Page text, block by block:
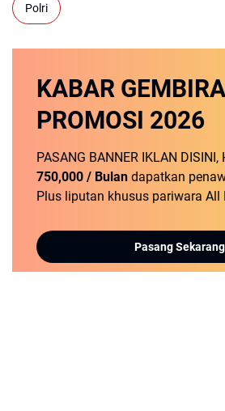
Polri
KABAR GEMBIRA
PROMOSI 2026
PASANG BANNER IKLAN DISINI,
750,000 / Bulan dapatkan
Plus liputan khusus pariwara All
Pasang